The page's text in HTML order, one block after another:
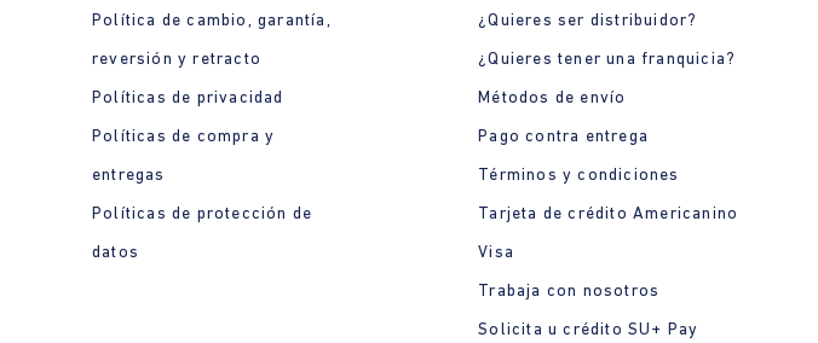
Política de cambio, garantía,
reversión y retracto
Políticas de privacidad
Políticas de compra y
entregas
Políticas de protección de
datos
¿Quieres ser distribuidor?
¿Quieres tener una franquicia?
Métodos de envío
Pago contra entrega
Términos y condiciones
Tarjeta de crédito Americanino
Visa
Trabaja con nosotros
Solicita u crédito SU+ Pay